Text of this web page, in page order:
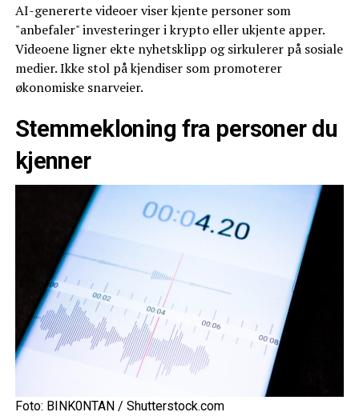
AI-genererte videoer viser kjente personer som
"anbefaler" investeringer i krypto eller ukjente apper.
Videoene ligner ekte nyhetsklipp og sirkulerer på sosiale
medier. Ikke stol på kjendiser som promoterer
økonomiske snarveier.
Stemmekloning fra personer du
kjenner
Foto: BINK0NTAN / Shutterstock.com